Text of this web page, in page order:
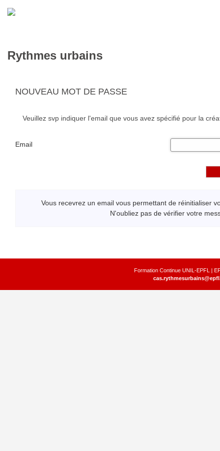
Rythmes urbains
NOUVEAU MOT DE PASSE
Veuillez svp indiquer l'email que vous avez spécifié pour la
Email
Vous recevrez un email vous permettant de réinitialiser
N'oubliez pas de vérifier votre
Formation Continue UNIL-EPFL |